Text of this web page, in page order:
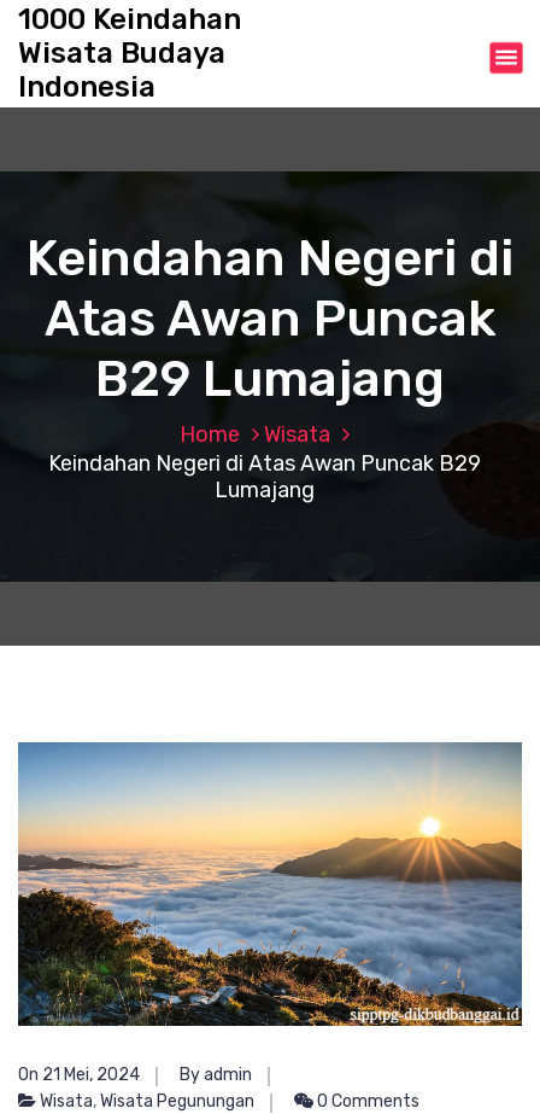
c
1000 Keindahan
Wisata Budaya
Indonesia
Keindahan Negeri di
Atas Awan Puncak
B29 Lumajang
Home
Wisata
Keindahan Negeri di Atas Awan Puncak B29
Lumajang
On 21 Mei, 2024
By admin
Wisata,Wisata Pegunungan 0 Comments